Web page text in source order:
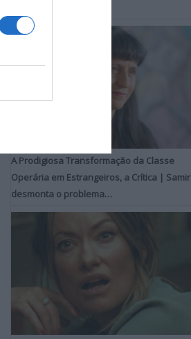
A Prodigiosa Transformação da Classe
Operária em Estrangeiros, a Crítica | Samir
desmonta o problema…